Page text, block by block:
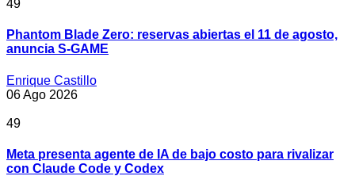
49
Phantom Blade Zero: reservas abiertas el 11 de agosto,
anuncia S-GAME
Enrique Castillo
06 Ago 2026
49
Meta presenta agente de IA de bajo costo para rivalizar
con Claude Code y Codex